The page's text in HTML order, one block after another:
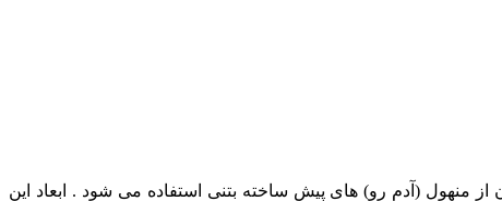
منهول (آدم رو) های پیش ساخته بتنی استفاده می شود . ابعاد این